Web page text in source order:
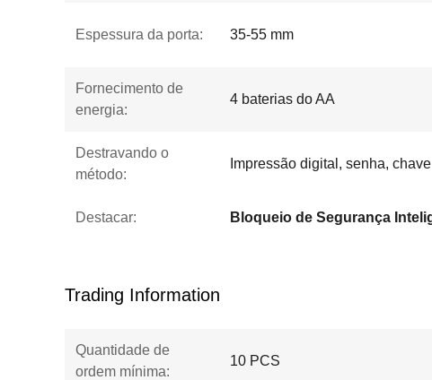
Espessura da porta: 35-55 mm
Fornecimento de
energia:
4 baterias do AA
Destravando o
método:
Impressão digital, senha, chave
Destacar:
Trading Information
Quantidade de
ordem mínima:
10 PCS